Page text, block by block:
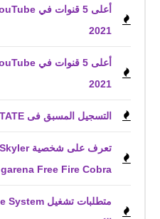
2021
2021
التسجيل المسبق فى PUBG: NEW STATE‏
garena Free Fire Cobra